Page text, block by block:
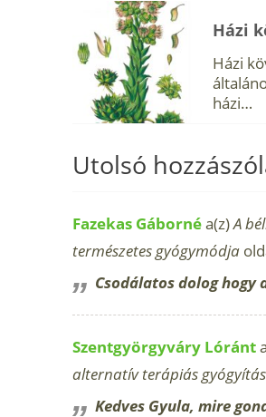
Házi
Házi
házi…
Utolsó
Fazekas Gábornéa(z)A
természetes gyógymódja
Csodálatos dolog hogy
Szentgyörgyváry Lóránt
alternatív terápiás
Kedves Gyula, mire